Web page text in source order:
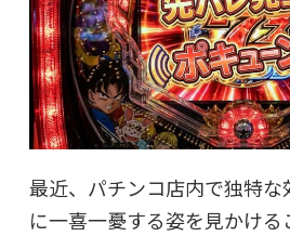
最近、パチンコ店内で独特な
に一喜一憂する姿を見かけ